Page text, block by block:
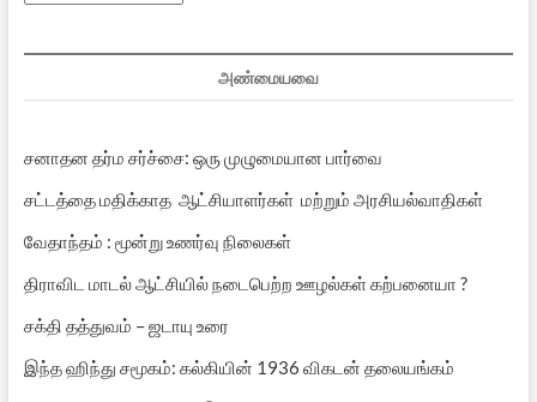
அண்மையவை
சனாதன தர்ம சர்ச்சை: ஒரு முழுமையான பார்வை
சட்டத்தை மதிக்காத ஆட்சியாளர்கள் மற்றும் அரசியல்வாதிகள்
வேதாந்தம் : மூன்று உணர்வு நிலைகள்
திராவிட மாடல் ஆட்சியில் நடைபெற்ற ஊழல்கள் கற்பனையா ?
சக்தி தத்துவம் – ஜடாயு உரை
இந்த ஹிந்து சமூகம்: கல்கியின் 1936 விகடன் தலையங்கம்